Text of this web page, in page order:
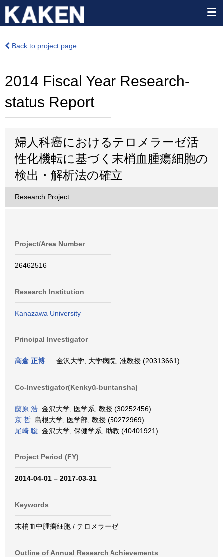
Back to project page
2014 Fiscal Year Research-
status Report
婦人科癌におけるテロメラーゼ活
性化機転に基づく末梢血腫瘍細胞の
検出・解析法の確立
Research Project
Project/Area Number
26462516
Research Institution
Kanazawa University
Principal Investigator
高倉 正博 金沢大学, 大学病院, 准教授 (20313661)
Co-Investigator(Kenkyū-buntansha)
藤原 浩 金沢大学, 医学系, 教授 (30252456)
京 哲 島根大学, 医学部, 教授 (50272969)
尾崎 聡 金沢大学, 保健学系, 助教 (40401921)
Project Period (FY)
2014-04-01 – 2017-03-31
Keywords
末梢血中腫瘍細胞 / テロメラーゼ
Outline of Annual Research Achievements